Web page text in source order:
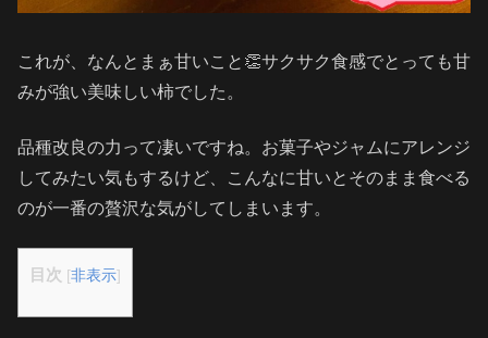
これが、なんとまぁ甘いこと👏サクサク食感でとっても甘
みが強い美味しい柿でした。
品種改良の力って凄いですね。お菓子やジャムにアレンジ
してみたい気もするけど、こんなに甘いとそのまま食べる
のが一番の贅沢な気がしてしまいます。
目次 [非表示]